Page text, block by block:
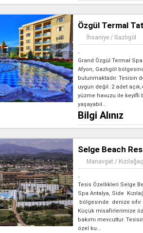
Özgül Termal
İhsaniye / Gazlıgöl
Grand Özgül Termal Spa
Afyon, Gazlıgöl
bulunmaktadır. Tesisin
uygun değil. 2 adet
yüzme havuzu ile keyifli
yaşayabil...
Bilgi Alınız
Selge Beach
Manavgat / Kızılağaç
Tesis Özellikleri Selge
Spa Antalya, Side
bölgesinde denize sıfır
Küçük misafirlerimize
bakımı mevcuttur.
özel ku...